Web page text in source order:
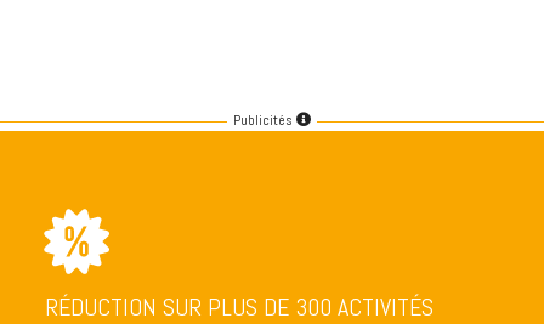
Publicités
RÉDUCTION SUR PLUS DE 300 ACTIVITÉS